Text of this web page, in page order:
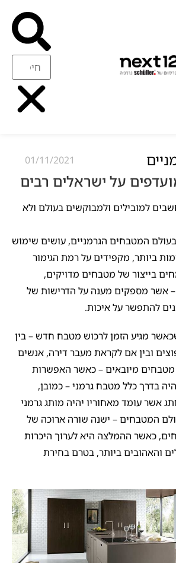
01/11/2021
על ישראלים רבים
למובילים ולמבוקשים בעולם ולא
המטבחים הגרמניים, עושים שימוש
ביותר, מקפידים על רמת הגימור
בייצור של מטבחים מדויקים,
– אשר מספקים מענה על הדרישות של
להתפשר על איכות.
מגיע הזמן לרכוש מטבח חדש – בין
ובין אם לקראת מעבר דירה, אנשים
מטבחים מיובאים – כאשר האפשרות
בדרך כלל מטבח גרמני – כמובן,
אשר עומד מאחוריו יהיה מותג גרמני
המטבחים – ישנה שורה ארוכה של
כאשר ההמלצה היא לערוך היכרות
והאהובים ביותר, בטרם בחירת